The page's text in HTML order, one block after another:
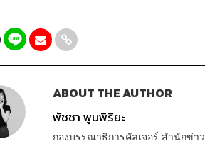
ABOUT THE AUTHOR
พัชชา พูนพิริยะ
กองบรรณาธิการคัลเจอร์ สำนักข่าว